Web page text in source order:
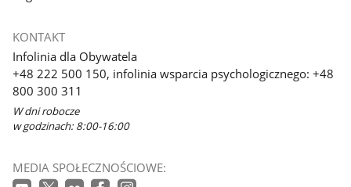
KONTAKT
Infolinia dla Obywatela
+48 222 500 150, infolinia wsparcia psychologicznego: +48
800 300 311
W dni robocze
w godzinach: 8:00-16:00
MEDIA SPOŁECZNOŚCIOWE: